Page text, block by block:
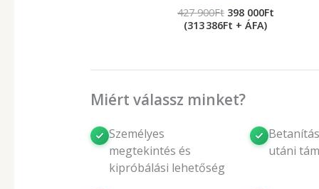
427 900Ft 398 000Ft
(313 386Ft + ÁFA)
Miért válassz minket?
Személyes
megtekintés és
kipróbálási lehetőség
utáni